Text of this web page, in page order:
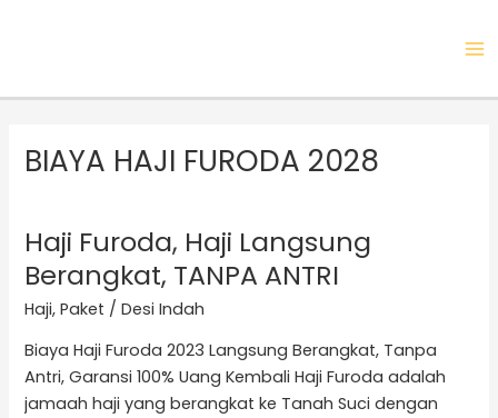
BIAYA HAJI FURODA 2028
Haji Furoda, Haji Langsung
Berangkat, TANPA ANTRI
Haji,Paket /Desi Indah
Biaya Haji Furoda 2023 Langsung Berangkat, Tanpa
Antri, Garansi 100% Uang Kembali Haji Furoda adalah
jamaah haji yang berangkat ke Tanah Suci dengan
Haji
Furoda,
Haji
Langsung
Berangkat,
TANPA
ANTRI